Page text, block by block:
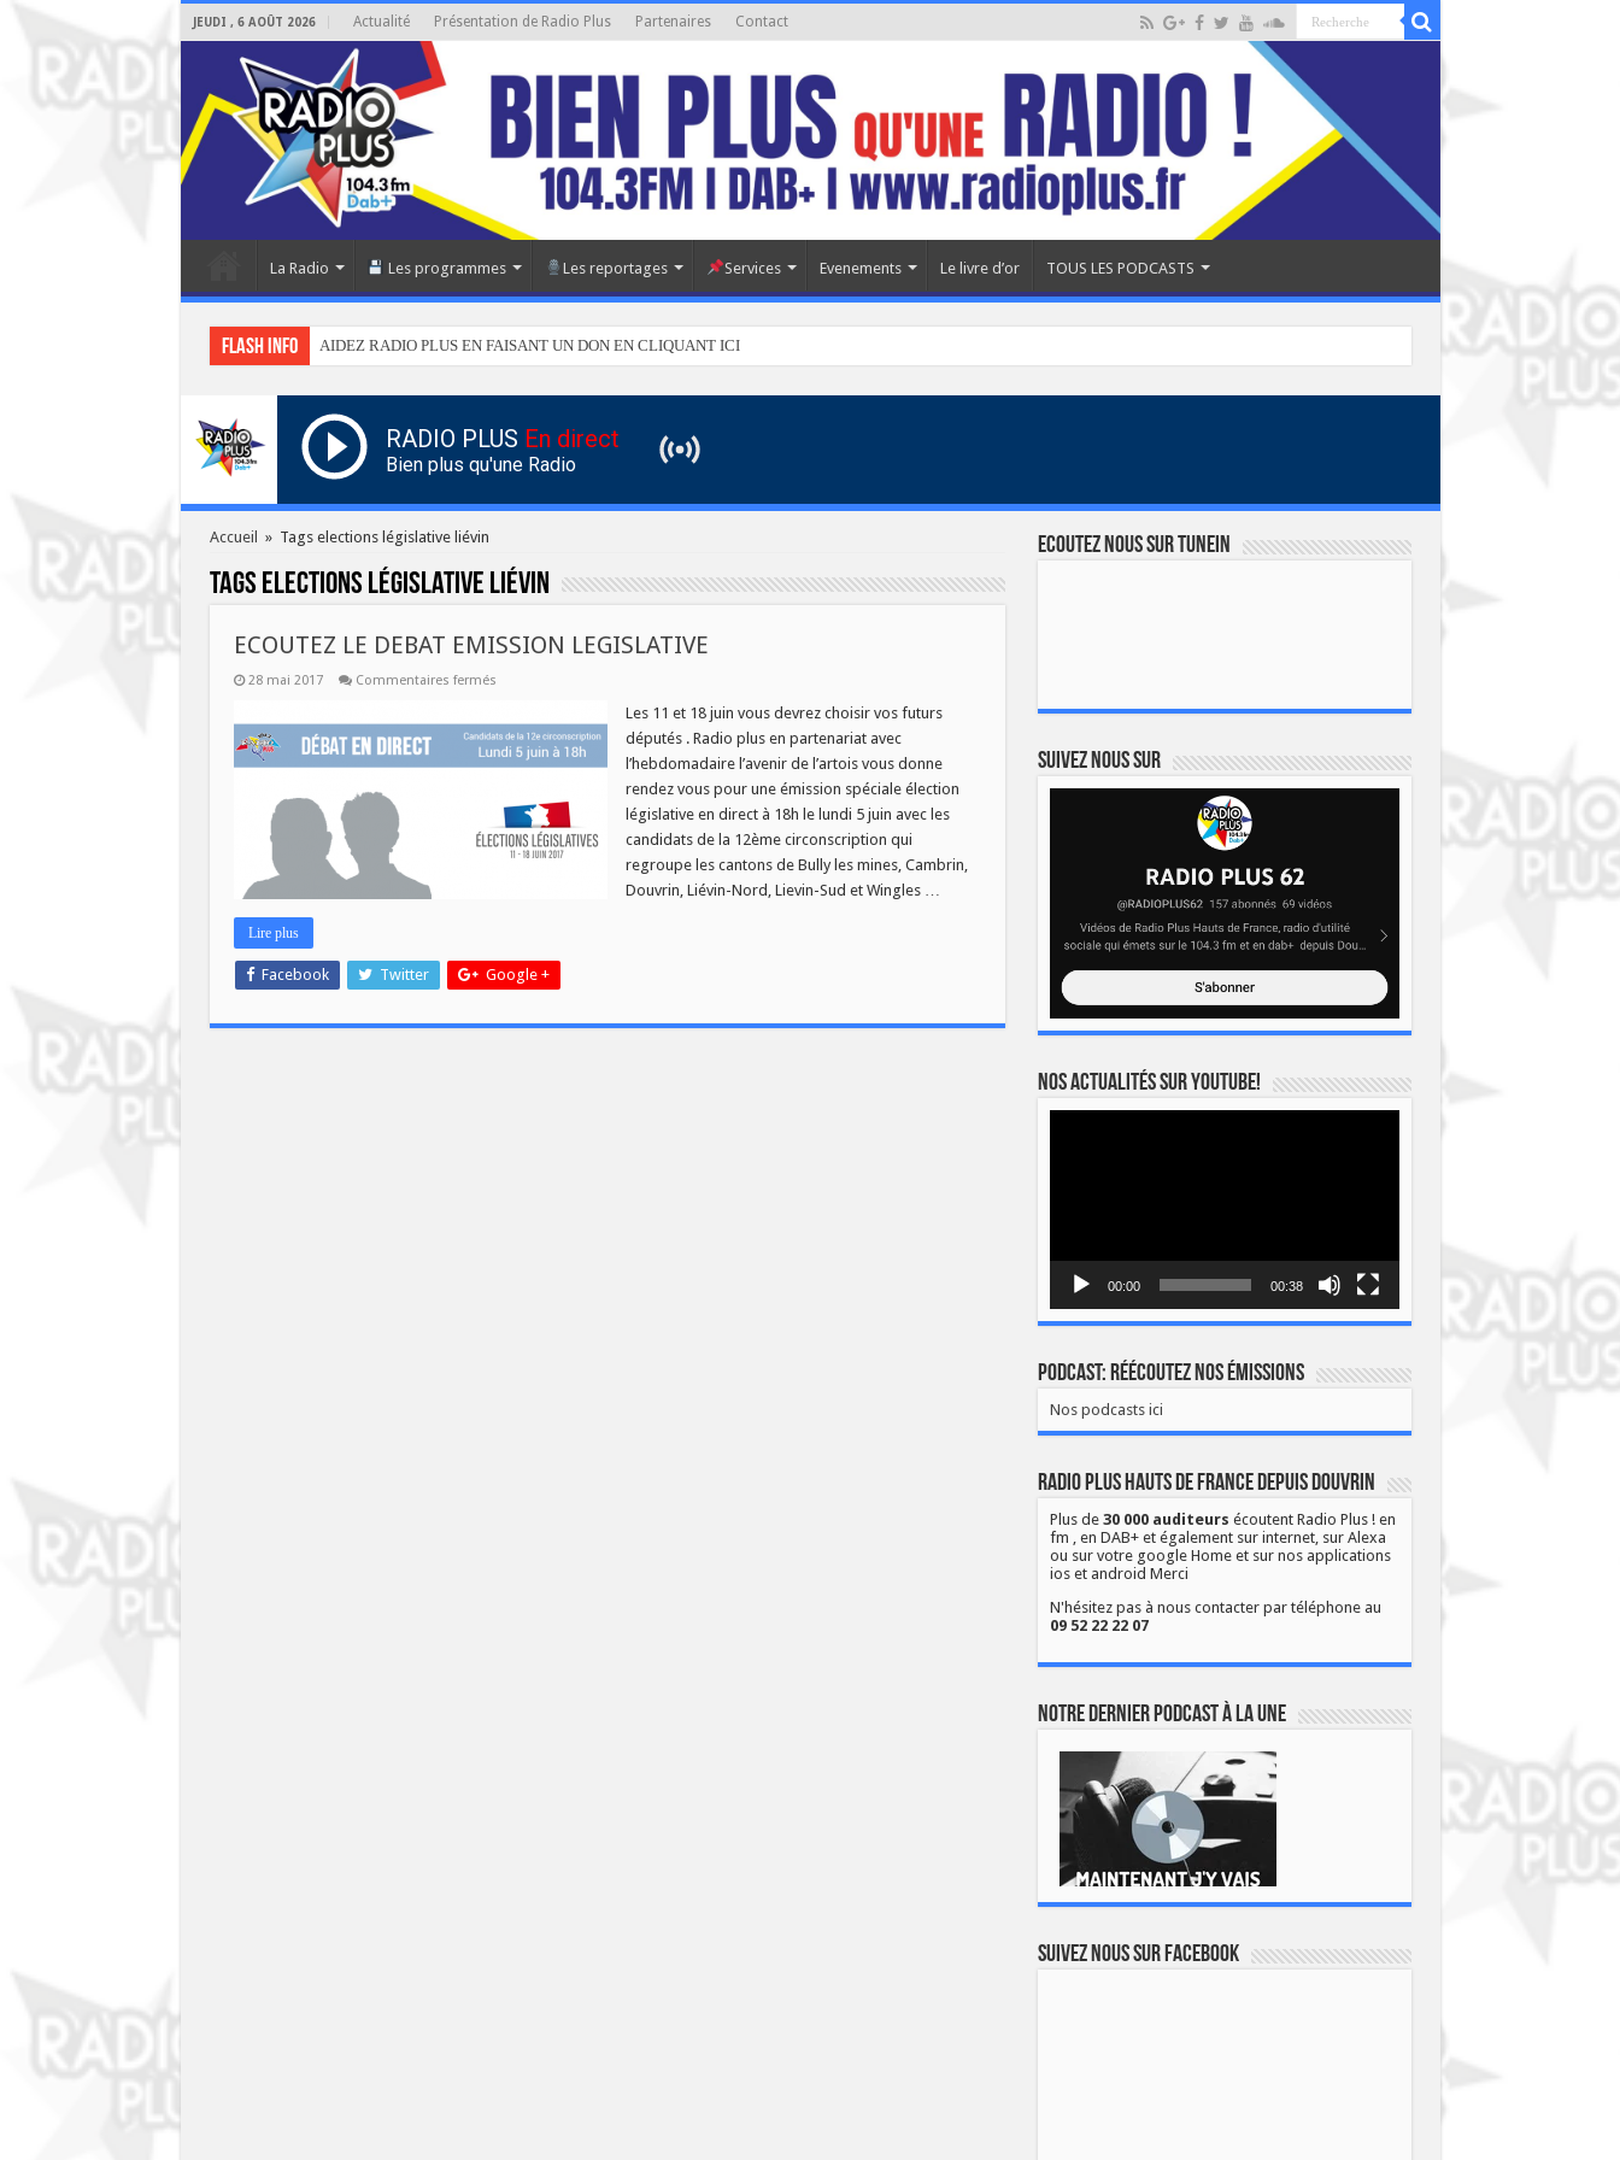
JEUDI , 6 AOÛT 2026 Actualité Présentation de Radio Plus Partenaires Contact
La Radio Les programmes Les reportages Services Evenements Le livre d’or TOUS LES PODCASTS
Flash info AIDEZ RADIO PLUS EN FAISANT UN DON EN CLIQUANT ICI
RADIO PLUS En direct
Bien plus qu'une Radio
Accueil » Tags elections législative liévin
Tags elections législative liévin
ECOUTEZ LE DEBAT EMISSION LEGISLATIVE
28 mai 2017 Commentaires ferméssur
DEBAT
EMISSION
LEGISLATIVE
Les 11 et 18 juin vous devrez choisir vos futurs
députés . Radio plus en partenariat avec
l’hebdomadaire l’avenir de l’artois vous donne
rendez vous pour une émission spéciale élection
législative en direct à 18h le lundi 5 juin avec les
candidats de la 12ème circonscription qui
regroupe les cantons de Bully les mines, Cambrin,
Douvrin, Liévin-Nord, Lievin-Sud et Wingles …
Lire plus
Facebook Twitter Google +
Ecoutez nous sur TuneIn
Suivez nous sur
Nos actualités sur YOUTUBE!
00:00 00:38
Podcast: Réécoutez nos émissions
Nos podcasts ici
Radio Plus Hauts de France depuis Douvrin
Plus de 30 000 auditeurs écoutent Radio Plus ! en
fm , en DAB+ et également sur internet, sur Alexa
ou sur votre google Home et sur nos applications
ios et android Merci
N'hésitez pas à nous contacter par téléphone au
09 52 22 22 07
Notre dernier podcast à la une
Suivez nous sur Facebook